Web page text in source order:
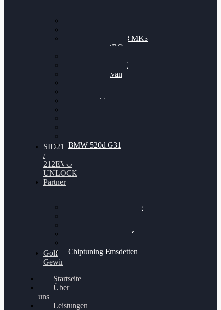
Nissan GT-R35 3.8 MK3
V6 TWINTURBO
VW Passat 2.0TDI
VW T6 Multivan
BMW 120d
BMW 520d G31
SID212
/
212EVO
UNLOCK
Partner
Bilgenroth Performance
Chiptuning Schüttorf
Chiptuning Emsdetten
Golf
Gewinnspiel
Startseite
Über
uns
Leistungen